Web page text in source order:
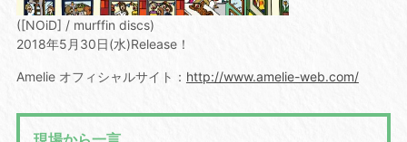
([NOiD] / murffin discs)
2018年5月30日(水)Release！
Amelie オフィシャルサイト： http://www.amelie-web.com/